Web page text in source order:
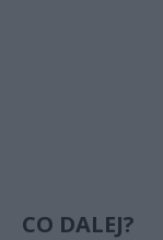
CO DALEJ?